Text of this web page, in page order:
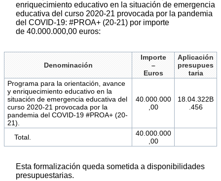
enriquecimiento educativo en la situación de emergencia
educativa del curso 2020-21 provocada por la pandemia
del COVID-19: #PROA+ (20-21) por importe
de 40.000.000,00 euros:
Denominación
Importe
–
Euros
Aplicación
presupues
taria
Programa para la orientación, avance
y enriquecimiento educativo en la
situación de emergencia educativa del
curso 2020-21 provocada por la
pandemia del COVID-19 #PROA+ (20-
21).
40.000.000
,00
18.04.322B
.456
Total.
40.000.000
,00
Esta formalización queda sometida a disponibilidades
presupuestarias.